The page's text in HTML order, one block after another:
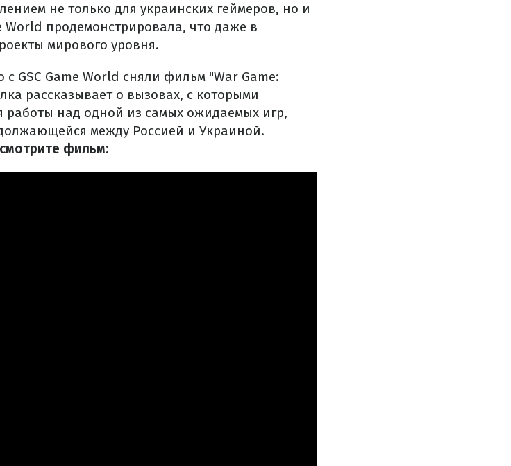
не только для украинских геймеров, но и
World продемонстрировала, что даже в
мирового уровня.
с GSC Game World сняли фильм "War Game:
рассказывает о вызовах, с которыми
работы над одной из самых ожидаемых игр,
между Россией и Украиной.
смотрите фильм: